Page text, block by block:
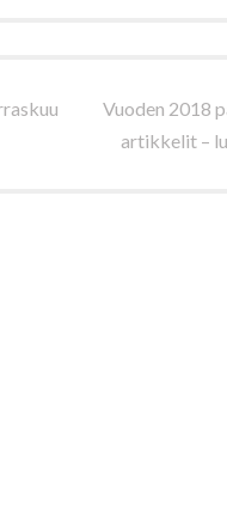
Vuoden 2018
artikkelit –